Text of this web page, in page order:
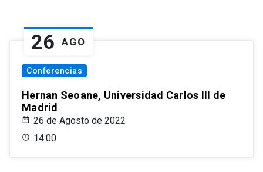
26 AGO
Conferencias
Hernan Seoane, Universidad Carlos III de
Madrid
26 de Agosto de 2022
14:00